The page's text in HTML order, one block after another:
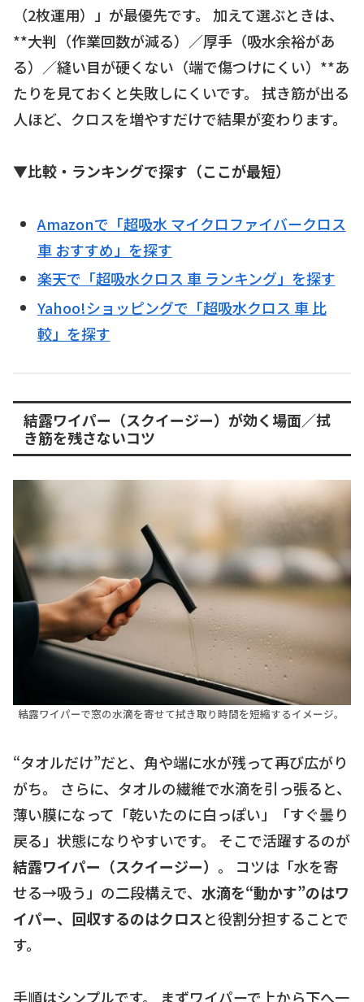
（2枚運用）」が最優先です。 加えて選ぶときは、
**大判（作業回数が減る）／厚手（吸水余裕があ
る）／縫い目が硬くない（端で傷つけにくい）**あ
たりを見ておくと失敗しにくいです。 拭き筋が出る
人ほど、クロスを増やすだけで結果が変わります。
▼比較・ランキングで探す（ここが最短）
Amazonで「超吸水 マイクロファイバークロス
車 おすすめ」を探す
楽天で「超吸水クロス 車 ランキング」を探す
Yahoo!ショッピングで「超吸水クロス 車 比
較」を探す
結露ワイパー（スクイージー）が効く場面／拭
き筋を残さないコツ
結露ワイパーで窓の水滴を寄せて拭き取り時間を短縮するイメージ。
“タオルだけ”だと、角や端に水が残って再び広がり
がち。 さらに、タオルの繊維で水滴を引っ張ると、
薄い膜になって「乾いたのに白っぽい」「すぐ曇り
戻る」状態になりやすいです。 そこで活躍するのが
結露ワイパー（スクイージー） 。 コツは「水を寄
せる→吸う」の二段構えで、 水滴を“動かす”のはワ
イパー、回収するのはクロスと役割分担することで
す。
手順はシンプルです。 まずワイパーで上から下へ一